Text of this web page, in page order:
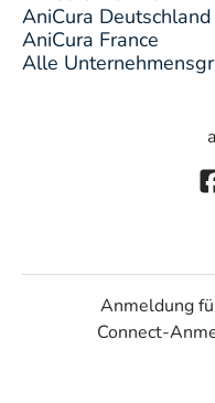
AniCura Deutschland
AniCura France
Alle
Anmeldung
Connect-